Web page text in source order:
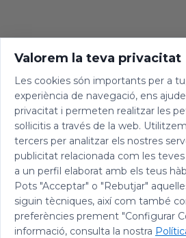
Valorem la teva privacitat
Les cookies són importants per a
experiència de navegació, ens
privacitat i permeten realitzar les
sol·licitis a través de la web.
tercers per analitzar els nostres
publicitat relacionada com les
a un perfil elaborat amb els teus
Pots "Acceptar" o "Rebutjar"
siguin tècniques, així com també
preferències prement "Configurar
informació, consulta la nostra